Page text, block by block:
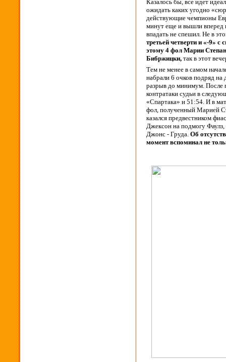
Казалось бы, все идет
ожидать каких угодно
действующие чемпионы
минут еще и вышли вперед
впадать не спешил. Не в
третьей четверти и «-9»
этому 4 фол Марии
Бибржицки, так в этот
Тем не менее в самом
набрали 6 очков подряд на
разрыв до минимум. После
контратаки судьи в
«Спартака» и 51:54. И в
фол, полученный Марией
казался предвестником
Джексон на подмогу Фаулз,
Джонс - Груда. Об
момент вспоминал не